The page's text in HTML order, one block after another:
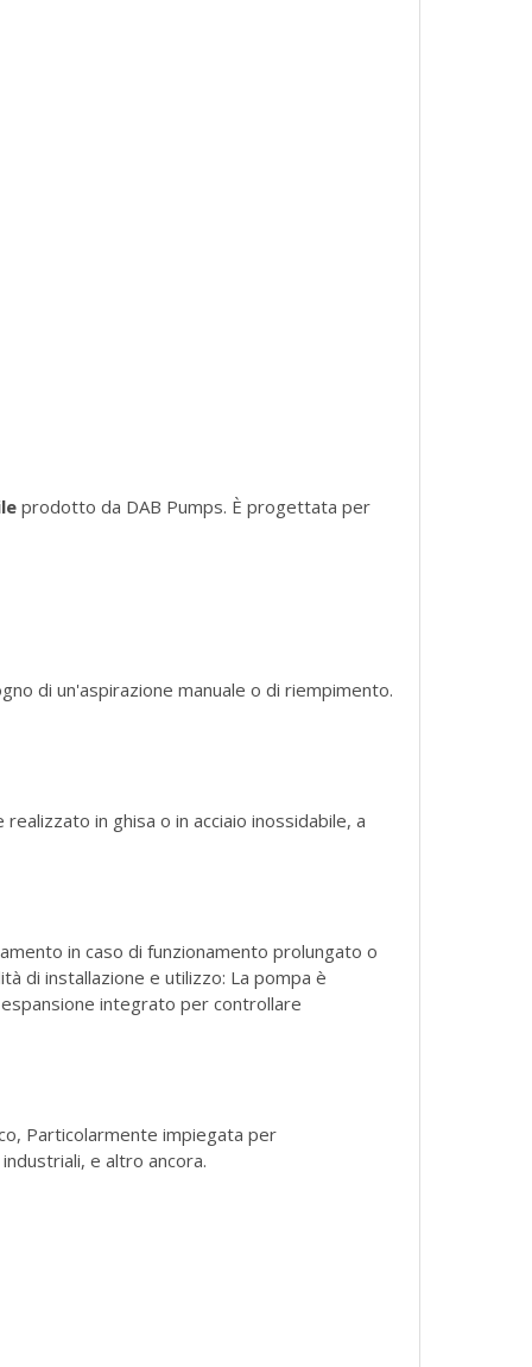
prodotto da DAB Pumps. È progettata per
di un'aspirazione manuale o di riempimento.
in ghisa o in acciaio inossidabile, a
in caso di funzionamento prolungato o
di installazione e utilizzo: La pompa è
integrato per controllare
Particolarmente impiegata per
e altro ancora.